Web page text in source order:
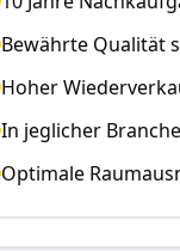
Bewährte Qualität
Hoher
In jeglicher
Optimale